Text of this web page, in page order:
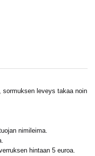
leveys takaa noin
nimileima.
hintaan 5 euroa.